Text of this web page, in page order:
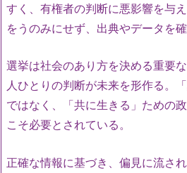
すく、有権者の判断に悪影響を与
をうのみにせず、出典やデータを
選挙は社会のあり方を決める重要
人ひとりの判断が未来を形作る。
ではなく、「共に生きる」ための
こそ必要とされている。
正確な情報に基づき、偏見に流さ